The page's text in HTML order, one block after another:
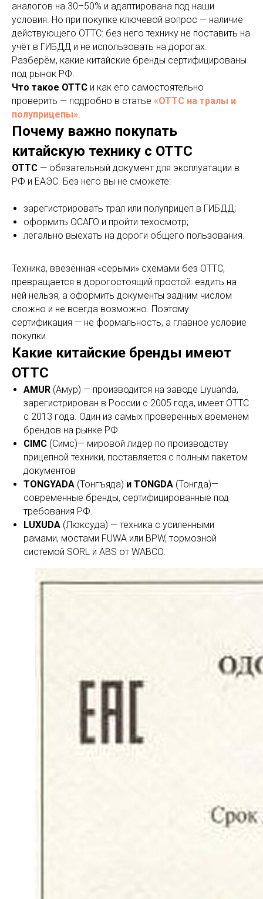
аналогов на 30–50% и адаптирована под наши
условия. Но при покупке ключевой вопрос — наличие
действующего ОТТС: без него технику не поставить на
учёт в ГИБДД и не использовать на дорогах.
Разберём, какие китайские бренды сертифицированы
под рынок РФ.
Что такое ОТТС и как его самостоятельно
проверить — подробно в статье «ОТТС на тралы и
полуприцепы».
Почему важно покупать
китайскую технику с ОТТС
ОТТС — обязательный документ для эксплуатации в
РФ и ЕАЭС. Без него вы не сможете:
зарегистрировать трал или полуприцеп в ГИБДД;
оформить ОСАГО и пройти техосмотр;
легально выехать на дороги общего пользования.
Техника, ввезённая «серыми» схемами без ОТТС,
превращается в дорогостоящий простой: ездить на
ней нельзя, а оформить документы задним числом
сложно и не всегда возможно. Поэтому
сертификация — не формальность, а главное условие
покупки.
Какие китайские бренды имеют
ОТТС
AMUR (Амур) — производится на заводе Liyuanda,
зарегистрирован в России с 2005 года, имеет ОТТС
с 2013 года. Один из самых проверенных временем
брендов на рынке РФ.
CIMC (Симс)— мировой лидер по производству
прицепной техники, поставляется с полным пакетом
документов
TONGYADA (Тонгъяда) и TONGDA (Тонгда)—
современные бренды, сертифицированные под
требования РФ.
LUXUDA (Люксуда) — техника с усиленными
рамами, мостами FUWA или BPW, тормозной
системой SORL и ABS от WABCO.